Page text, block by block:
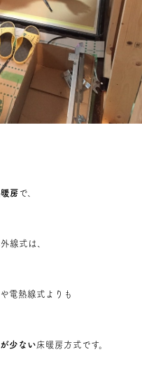
房 で、
線式は、
電熱線式よりも
少ない床暖房方式です。